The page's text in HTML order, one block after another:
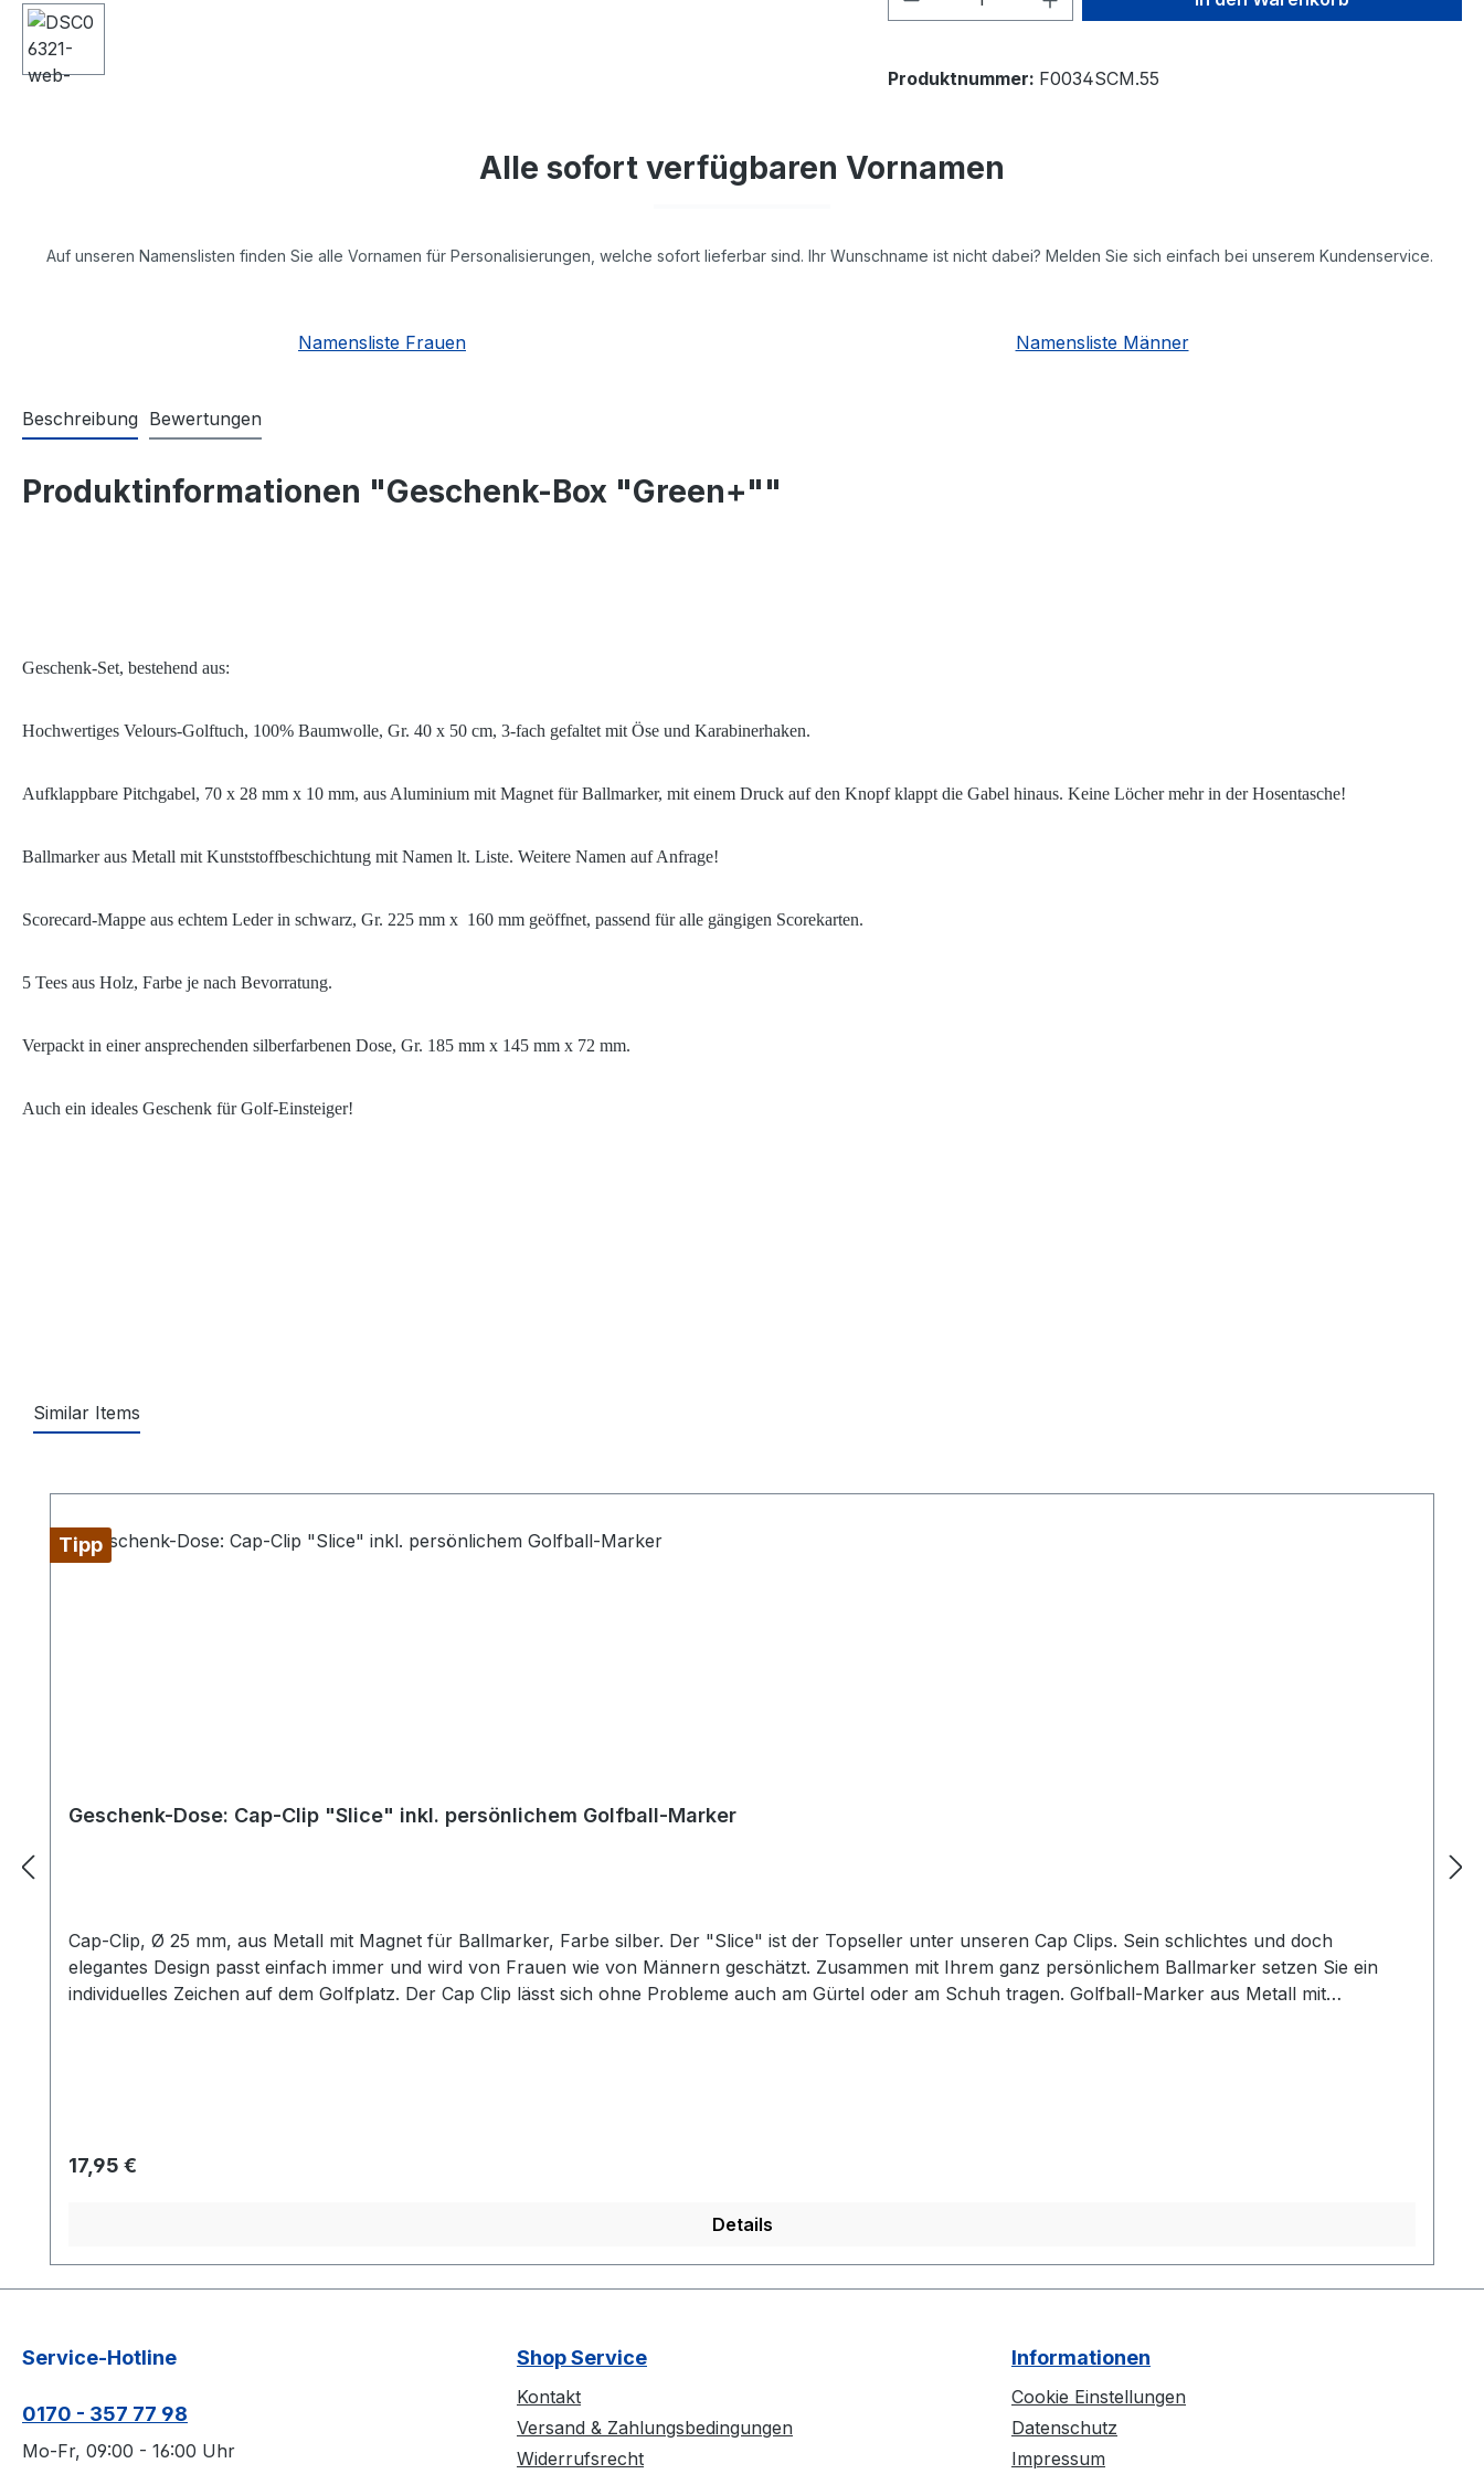
Produktnummer: F0034SCM.55
Alle sofort verfügbaren Vornamen
Auf unseren Namenslisten finden Sie alle Vornamen für Personalisierungen, welche sofort lieferbar sind. Ihr Wunschname ist nicht dabei? Melden Sie sich einfach bei unserem Kundenservice.
Namensliste Frauen Namensliste Männer
Beschreibung Bewertungen
Produktinformationen "Geschenk-Box "Green+""
Geschenk-Set, bestehend aus:
Hochwertiges Velours-Golftuch, 100% Baumwolle, Gr. 40 x 50 cm, 3-fach gefaltet mit Öse und Karabinerhaken.
Aufklappbare Pitchgabel, 70 x 28 mm x 10 mm, aus Aluminium mit Magnet für Ballmarker, mit einem Druck auf den Knopf klappt die Gabel hinaus. Keine Löcher mehr in der Hosentasche!
Ballmarker aus Metall mit Kunststoffbeschichtung mit Namen lt. Liste. Weitere Namen auf Anfrage!
Scorecard-Mappe aus echtem Leder in schwarz, Gr. 225 mm x 160 mm geöffnet, passend für alle gängigen Scorekarten.
5 Tees aus Holz, Farbe je nach Bevorratung.
Verpackt in einer ansprechenden silberfarbenen Dose, Gr. 185 mm x 145 mm x 72 mm.
Auch ein ideales Geschenk für Golf-Einsteiger!
Similar Items
Tipp
Geschenk-Dose: Cap-Clip "Slice" inkl. persönlichem Golfball-Marker
Cap-Clip, Ø 25 mm, aus Metall mit Magnet für Ballmarker, Farbe silber. Der "Slice" ist der Topseller unter unseren Cap Clips. Sein schlichtes und doch
elegantes Design passt einfach immer und wird von Frauen wie von Männern geschätzt. Zusammen mit Ihrem ganz persönlichem Ballmarker setzen Sie ein
individuelles Zeichen auf dem Golfplatz. Der Cap Clip lässt sich ohne Probleme auch am Gürtel oder am Schuh tragen. Golfball-Marker aus Metall mit
Regulärer Preis:
17,95 €
Details
Service-Hotline
0170 - 357 77 98
Mo-Fr, 09:00 - 16:00 Uhr
Shop Service
Kontakt
Versand & Zahlungsbedingungen
Widerrufsrecht
Informationen
Cookie Einstellungen
Datenschutz
Impressum